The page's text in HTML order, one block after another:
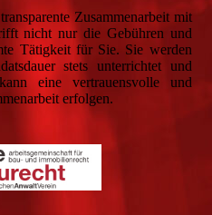
Zusammenarbeit mit
nicht nur die Gebühren und
Tätigkeit für Sie. Sie werden
stets unterrichtet und
eine vertrauensvolle und
erfolgen.